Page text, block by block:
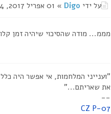
על ידי Digo » 01 אפריל 2017, 22:04
מממ... מודה שהסיכוי שיהיה זמן
"וענייני המלחמות, אי אפשר היה
את שאריתם..."
--
CZ P-07